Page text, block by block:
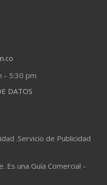
- 5:30 pm
DATOS
.Servicio de Publicidad
una Guía Comercial -